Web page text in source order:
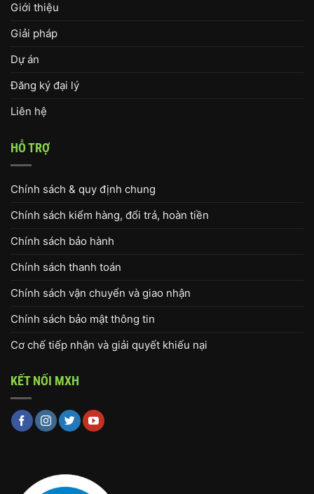
Giới thiệu
Giải pháp
Dự án
Đăng ký đại lý
Liên hệ
HỖ TRỢ
Chính sách & quy định chung
Chính sách kiểm hàng, đổi trả, hoàn tiền
Chính sách bảo hành
Chính sách thanh toán
Chính sách vận chuyển và giao nhận
Chính sách bảo mật thông tin
Cơ chế tiếp nhận và giải quyết khiếu nại
KẾT NỐI MXH